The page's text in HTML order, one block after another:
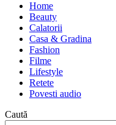
Home
Beauty
Calatorii
Casa & Gradina
Fashion
Filme
Lifestyle
Retete
Povesti audio
Caută